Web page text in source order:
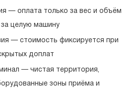
— оплата только за вес и объём
за целую машину
— стоимость фиксируется при
доплат
— чистая территория,
зоны приёма и